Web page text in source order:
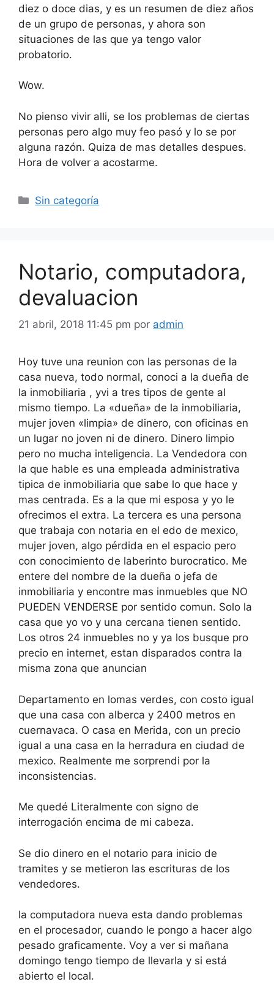
diez o doce dias, y es un resumen de diez años
de un grupo de personas, y ahora son
situaciones de las que ya tengo valor
probatorio.
Wow.
No pienso vivir alli, se los problemas de ciertas
personas pero algo muy feo pasó y lo se por
alguna razón. Quiza de mas detalles despues.
Hora de volver a acostarme.
Categorías
Sin categoría
Notario, computadora,
devaluacion
21 abril, 2018 11:45 pm por admin
Hoy tuve una reunion con las personas de la
casa nueva, todo normal, conoci a la dueña de
la inmobiliaria , yvi a tres tipos de gente al
mismo tiempo. La «dueña» de la inmobiliaria,
mujer joven «limpia» de dinero, con oficinas en
un lugar no joven ni de dinero. Dinero limpio
pero no mucha inteligencia. La Vendedora con
la que hable es una empleada administrativa
tipica de inmobiliaria que sabe lo que hace y
mas centrada. Es a la que mi esposa y yo le
ofrecimos el extra. La tercera es una persona
que trabaja con notaria en el edo de mexico,
mujer joven, algo pérdida en el espacio pero
con conocimiento de laberinto burocratico. Me
entere del nombre de la dueña o jefa de
inmobiliaria y encontre mas inmuebles que NO
PUEDEN VENDERSE por sentido comun. Solo la
casa que yo vo y una cercana tienen sentido.
Los otros 24 inmuebles no y ya los busque pro
precio en internet, estan disparados contra la
misma zona que anuncian
Departamento en lomas verdes, con costo igual
que una casa con alberca y 2400 metros en
cuernavaca. O casa en Merida, con un precio
igual a una casa en la herradura en ciudad de
mexico. Realmente me sorprendi por la
inconsistencias.
Me quedé Literalmente con signo de
interrogación encima de mi cabeza.
Se dio dinero en el notario para inicio de
tramites y se metieron las escrituras de los
vendedores.
la computadora nueva esta dando problemas
en el procesador, cuando le pongo a hacer algo
pesado graficamente. Voy a ver si mañana
domingo tengo tiempo de llevarla y si está
abierto el local.